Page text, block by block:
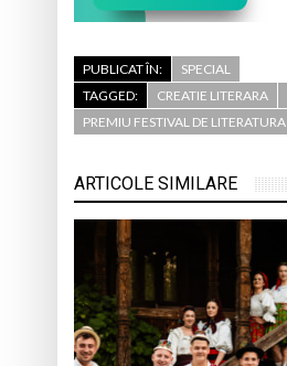
PUBLICAT ÎN:
SPECIAL
TAGGED:
CREATIE LITERARA
PREMIU FESTIVAL DE LITERATURA
ARTICOLE SIMILARE